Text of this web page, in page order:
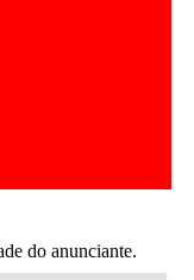
do anunciante.